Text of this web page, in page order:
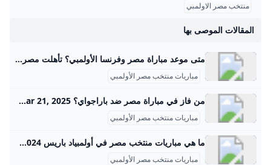
منتخب مصر الاولمبي
المقالات الموصى بها
متى موعد مباراة مصر وفرنسا الأولمبي؟ تأهلت مصر إلى الدور نصف النهائي من دورة الألعاب الأولمبية باريس 2024 بعد فوزها بركلات الترجيح 5-4 على باراجواي .Mar 21, 2025
مباريات منتخب مصر الأولمبي
من فاز في مباراة مصر ضد باراجواي؟ Egypt sealed their place in the semi-finals of the 2024 Paris Olympic Games with a 5-4 penalty shoot-out victory over Paraguay.Mar 21, 2025
مباريات منتخب مصر الأولمبي
ما هي مباريات منتخب مصر في أولمبياد باريس 2024؟ تقام مباراة مصر وفرنسا في منافسات كرة القدم بأولمبياد باريس اليوم الإثنين الموافق 5 أغسطس 2024.
مباريات منتخب مصر الأولمبي